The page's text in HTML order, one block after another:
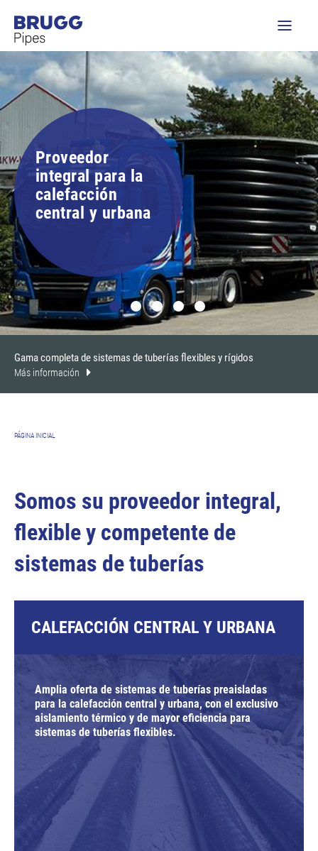
Proveedor
integral para la
calefacción
central y urbana
Gama completa de sistemas de tuberías flexibles y rígidos
Más información
PÁGINA INICIAL
Somos su proveedor integral,
flexible y competente de
sistemas de tuberías
CALEFACCIÓN CENTRAL Y URBANA
Amplia oferta de sistemas de tuberías preaisladas
para la calefacción central y urbana, con el exclusivo
aislamiento térmico y de mayor eficiencia para
sistemas de tuberías flexibles.